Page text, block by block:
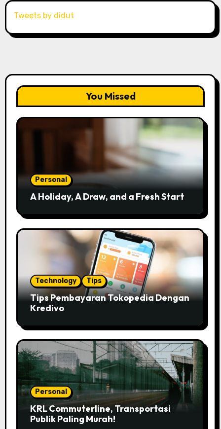
Tweets by didut
You Missed
Personal
A Holiday, A Draw, and a Fresh Start
Technology Tips
Tips Pembayaran Tokopedia Dengan
Kredivo
Personal
KRL Commuterline, Transportasi
Publik Paling Murah!